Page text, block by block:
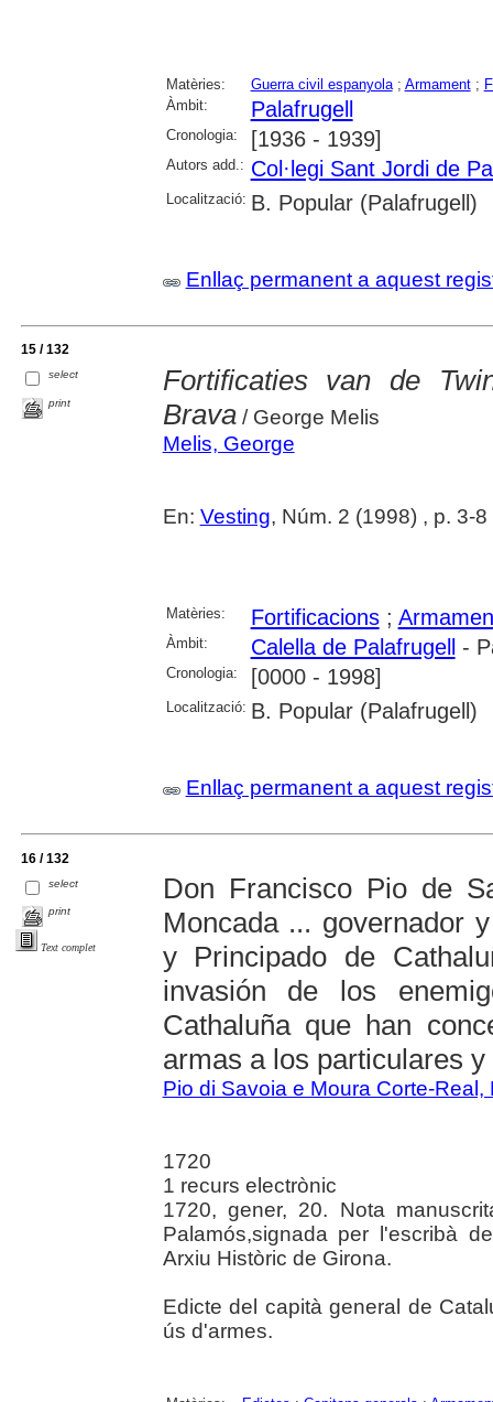
Matèries: Guerra civil espanyola; Armament;
Àmbit:
Palafrugell
Cronologia: [1936 - 1939]
Autors add.: Col·legi Sant Jordi de
Localització: B. Popular (Palafrugell)
Enllaç permanent a aquest
15 / 132
select
print
Fortificaties van de
Brava/ George Melis
Melis, George
En: Vesting, Núm. 2 (1998) , p. 3-8
Matèries: Fortificacions;
Àmbit: Calella de Palafrugell-
Cronologia: [0000 - 1998]
Localització: B. Popular (Palafrugell)
Enllaç permanent a aquest
16 / 132
select
print
Text complet
Don Francisco Pio de
Moncada ... governador
y Principado de
invasión de los
Cathaluña que han
armas a los particulares y
Pio di Savoia e Moura Corte-Real,
1720
1 recurs electrònic
1720, gener, 20. Nota
Palamós,signada per l'escribà
Arxiu Històric de Girona.
Edicte del capità general de
ús d'armes.